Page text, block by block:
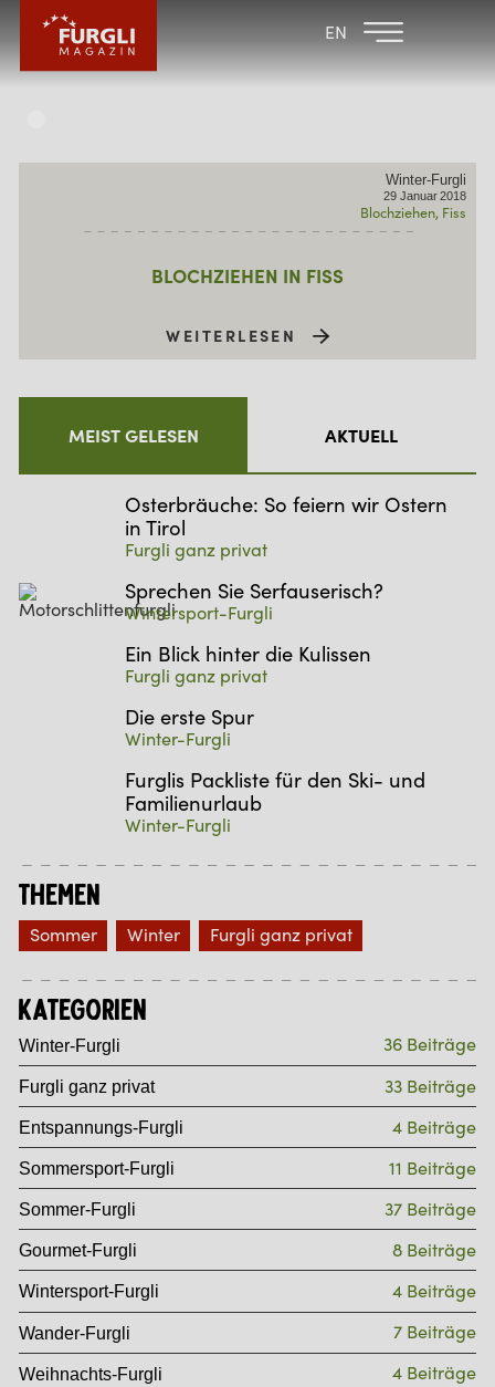
EN
FAMILIENHOTEL
FURGLER
KINDER
Winter-Furgli
29 Januar 2018
Blochziehen Fiss
BLOCHZIEHEN IN FISS
WEITERLESEN
MEIST GELESEN AKTUELL
Osterbräuche: So feiern wir Ostern
in Tirol
Furgli ganz privat
Sprechen Sie Serfauserisch?
Wintersport-Furgli
Ein Blick hinter die Kulissen
Furgli ganz privat
Die erste Spur
Winter-Furgli
Furglis Packliste für den Ski- und
Familienurlaub
Winter-Furgli
Themen
Sommer Winter Furgli ganz privat
Kategorien
Winter-Furgli 36 Beiträge
Furgli ganz privat 33 Beiträge
Entspannungs-Furgli 4 Beiträge
Sommersport-Furgli 11 Beiträge
Sommer-Furgli 37 Beiträge
Gourmet-Furgli 8 Beiträge
Wintersport-Furgli 4 Beiträge
Wander-Furgli 7 Beiträge
Weihnachts-Furgli 4 Beiträge